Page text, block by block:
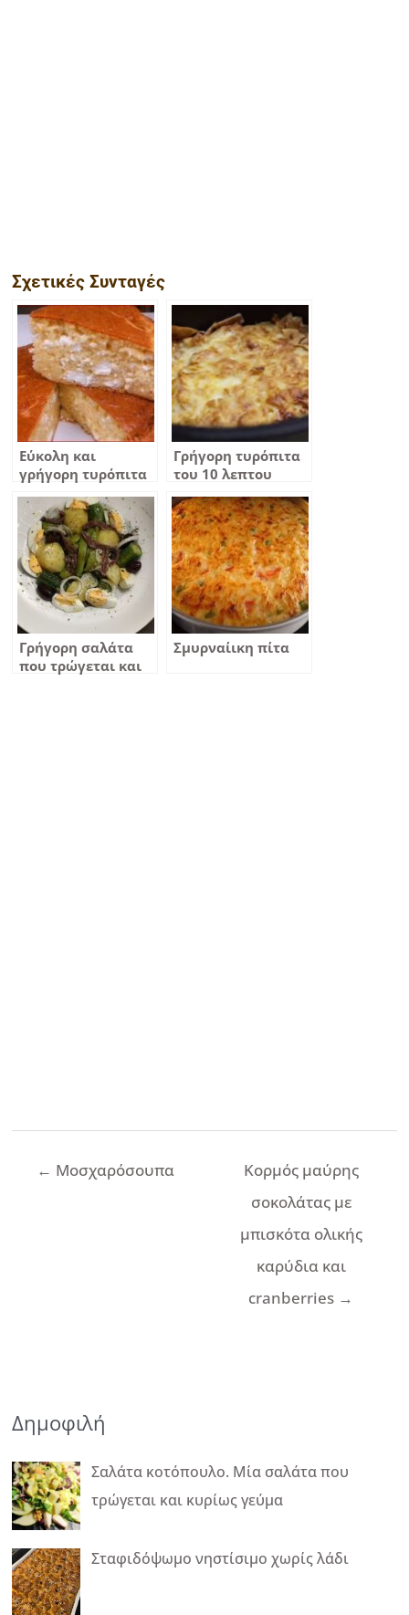
Σχετικές Συνταγές
Εύκολη και
γρήγορη τυρόπιτα
Γρήγορη τυρόπιτα
του 10 λεπτου
Γρήγορη σαλάτα
που τρώγεται και
Σμυρναίικη πίτα
Πλοήγηση
← Μοσχαρόσουπα
Κορμός μαύρης
σοκολάτας με
μπισκότα ολικής
καρύδια και
cranberries →
Δημοφιλή
Σαλάτα κοτόπουλο. Μία σαλάτα που
τρώγεται και κυρίως γεύμα
Σταφιδόψωμο νηστίσιμο χωρίς λάδι